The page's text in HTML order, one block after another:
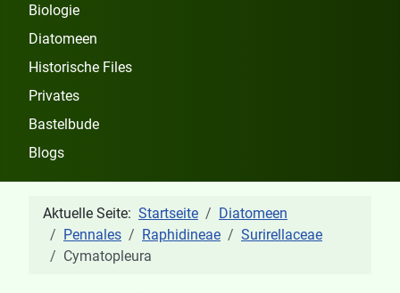
Biologie
Diatomeen
Historische Files
Privates
Bastelbude
Blogs
Aktuelle Seite: Startseite
Diatomeen
Pennales
Raphidineae
Surirellaceae
Cymatopleura